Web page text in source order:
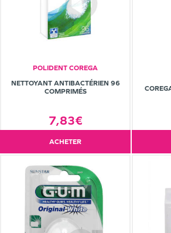
POLIDENT COREGA
NETTOYANT ANTIBACTÉRIEN 96
COMPRIMÉS
7,83€
ACHETER